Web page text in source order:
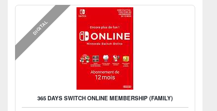
365 DAYS SWITCH ONLINE MEMBERSHIP (FAMILY)
DIGITAL